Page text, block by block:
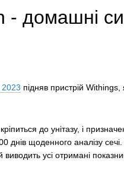
домашні
2023 підняв пристрій Withings,
до унітазу, і
днів щоденного аналізу
усі отримані